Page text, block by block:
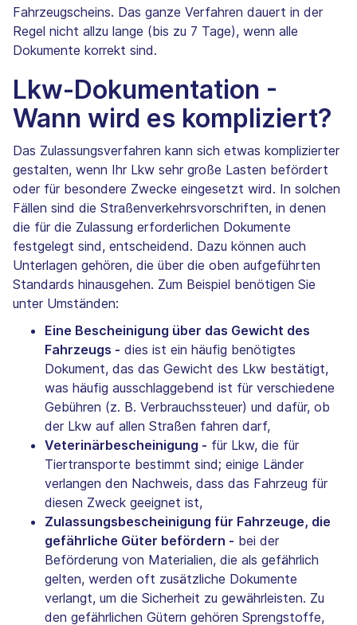
Fahrzeugscheins. Das ganze Verfahren dauert in der
Regel nicht allzu lange (bis zu 7 Tage), wenn alle
Dokumente korrekt sind.
Lkw-Dokumentation -
Wann wird es kompliziert?
Das Zulassungsverfahren kann sich etwas komplizierter
gestalten, wenn Ihr Lkw sehr große Lasten befördert
oder für besondere Zwecke eingesetzt wird. In solchen
Fällen sind die Straßenverkehrsvorschriften, in denen
die für die Zulassung erforderlichen Dokumente
festgelegt sind, entscheidend. Dazu können auch
Unterlagen gehören, die über die oben aufgeführten
Standards hinausgehen. Zum Beispiel benötigen Sie
unter Umständen:
Eine Bescheinigung über das Gewicht des
Fahrzeugs - dies ist ein häufig benötigtes
Dokument, das das Gewicht des Lkw bestätigt,
was häufig ausschlaggebend ist für verschiedene
Gebühren (z. B. Verbrauchssteuer) und dafür, ob
der Lkw auf allen Straßen fahren darf,
Veterinärbescheinigung - für Lkw, die für
Tiertransporte bestimmt sind; einige Länder
verlangen den Nachweis, dass das Fahrzeug für
diesen Zweck geeignet ist,
Zulassungsbescheinigung für Fahrzeuge, die
gefährliche Güter befördern - bei der
Beförderung von Materialien, die als gefährlich
gelten, werden oft zusätzliche Dokumente
verlangt, um die Sicherheit zu gewährleisten. Zu
den gefährlichen Gütern gehören Sprengstoffe,